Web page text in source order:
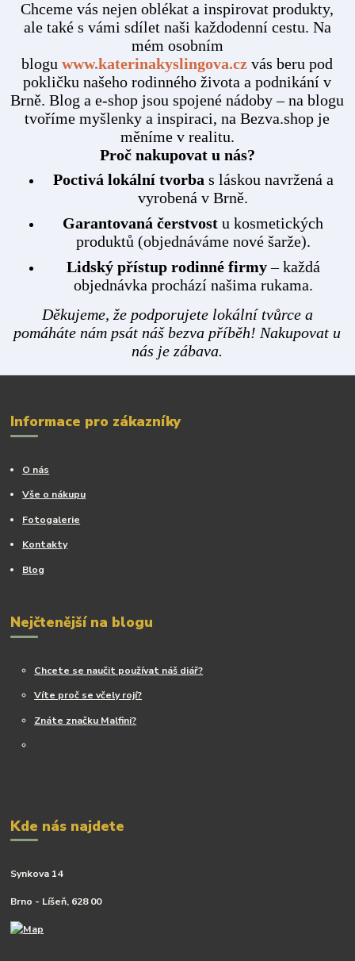
Chceme vás nejen oblékat a inspirovat produkty,
ale také s vámi sdílet naši každodenní cestu. Na
mém osobním
bloguwww.katerinakyslingova.cz vás beru pod
pokličku našeho rodinného života a podnikání v
Brně. Blog a e-shop jsou spojené nádoby – na blogu
tvoříme myšlenky a inspiraci, na Bezva.shop je
měníme v realitu.
Proč nakupovat u nás?
Poctivá lokální tvorba s láskou navržená a
vyrobená v Brně.
Garantovaná čerstvost u kosmetických
produktů (objednáváme nové šarže).
Lidský přístup rodinné firmy– každá
objednávka prochází našima rukama.
Děkujeme, že podporujete lokální tvůrce a
pomáháte nám psát náš bezva příběh! Nakupovat u
nás je zábava.
Informace pro zákazníky
O nás
Vše o nákupu
Fotogalerie
Kontakty
Blog
Nejčtenější na blogu
Chcete se naučit používat náš diář?
Víte proč se včely rojí?
Znáte značku Malfini?
Kde nás najdete
Synkova 14
Brno - Líšeň, 628 00